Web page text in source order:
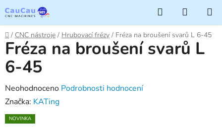
na
obsah
Hledat
KOŠÍK
Domů
/ CNC nástroje / Hrubovací frézy / Fréza na broušení svarů L 6-45
Fréza na broušení svarů L
6-45
Průměrné
hodnocení
produktu
Neohodnoceno Podrobnosti hodnocení
Značka: KATing
NOVINKA